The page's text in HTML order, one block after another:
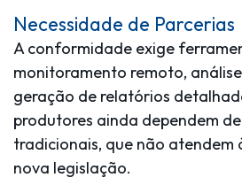
Necessidade de Parcerias
A conformidade exige
monitoramento remoto,
geração de relatórios
produtores ainda dependem
tradicionais, que não atendem
nova legislação.